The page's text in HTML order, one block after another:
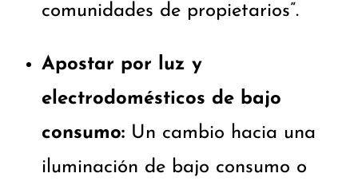
comunidades de propietarios”.
Apostar por luz y
electrodomésticos de bajo
consumo: Un cambio hacia una
iluminación de bajo consumo o